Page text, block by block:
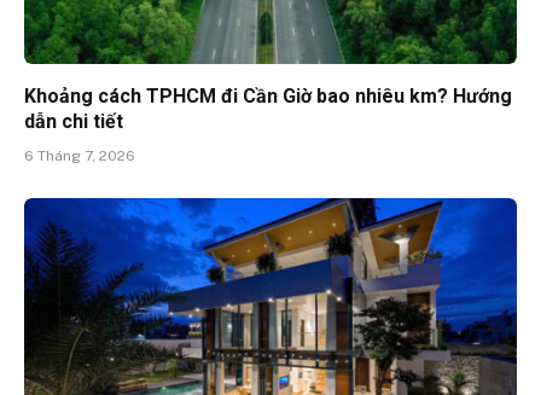
Khoảng cách TPHCM đi Cần Giờ bao nhiêu km? Hướng
dẫn chi tiết
6 Tháng 7, 2026